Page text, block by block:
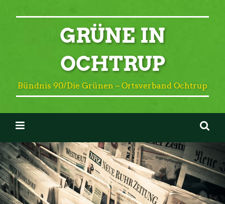
GRÜNE IN
OCHTRUP
Bündnis 90/Die Grünen – Ortsverband Ochtrup